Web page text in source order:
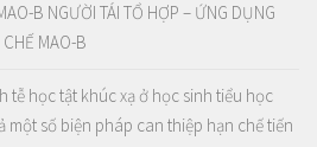
B NGƯỜI TÁI TỔ HỢP – ỨNG DỤNG
MAO-B
tễ học tật khúc xạ ở học sinh tiểu học
một số biện pháp can thiệp hạn chế tiến